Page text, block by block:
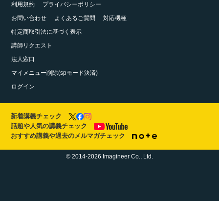
利用規約
プライバシーポリシー
お問い合わせ
よくあるご質問
対応機種
特定商取引法に基づく表示
講師リクエスト
法人窓口
マイメニュー削除(spモード決済)
ログイン
新着講義チェック
話題や人気の講義チェック
おすすめ講義や過去のメルマガチェック
© 2014-2026 Imagineer Co., Ltd.